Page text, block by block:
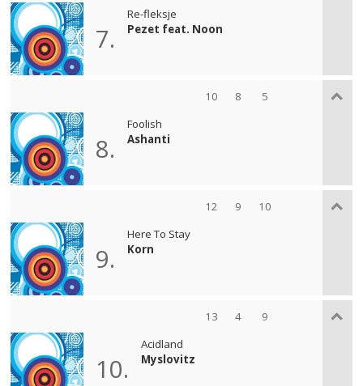
7.
Re-fleksje
Pezet feat. Noon
10 8 5
8.
Foolish
Ashanti
12 9 10
9.
Here To Stay
Korn
13 4 9
10.
Acidland
Myslovitz